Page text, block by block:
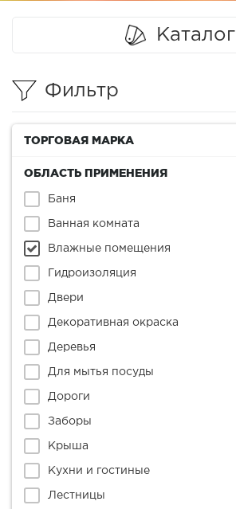
Каталог
Фильтр
ТОРГОВАЯ МАРКА
ОБЛАСТЬ ПРИМЕНЕНИЯ
Баня
Ванная комната
Влажные помещения
Гидроизоляция
Двери
Декоративная окраска
Деревья
Для мытья посуды
Дороги
Заборы
Крыша
Кухни и гостиные
Лестницы